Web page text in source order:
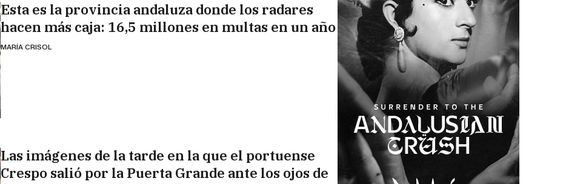
Esta es la provincia andaluza donde los radares
hacen más caja: 16,5 millones en multas en un año
MARÍA CRISOL
Las imágenes de la tarde en la que el portuense
Crespo salió por la Puerta Grande ante los ojos de